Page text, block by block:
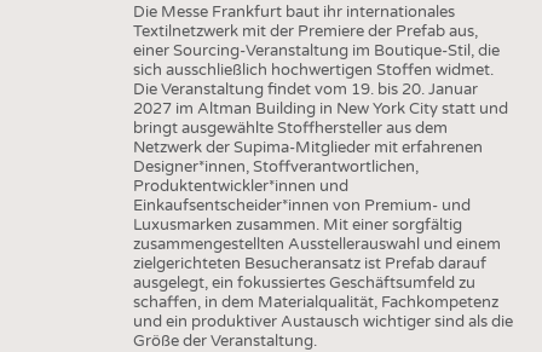
Die Messe Frankfurt baut ihr internationales
Textilnetzwerk mit der Premiere der Prefab aus,
einer Sourcing-Veranstaltung im Boutique-Stil, die
sich ausschließlich hochwertigen Stoffen widmet.
Die Veranstaltung findet vom 19. bis 20. Januar
2027 im Altman Building in New York City statt und
bringt ausgewählte Stoffhersteller aus dem
Netzwerk der Supima-Mitglieder mit erfahrenen
Designer*innen, Stoffverantwortlichen,
Produktentwickler*innen und
Einkaufsentscheider*innen von Premium- und
Luxusmarken zusammen. Mit einer sorgfältig
zusammengestellten Ausstellerauswahl und einem
zielgerichteten Besucheransatz ist Prefab darauf
ausgelegt, ein fokussiertes Geschäftsumfeld zu
schaffen, in dem Materialqualität, Fachkompetenz
und ein produktiver Austausch wichtiger sind als die
Größe der Veranstaltung.